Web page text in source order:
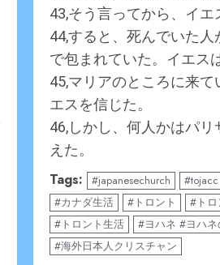
43,そう言ってから、イ
44,すると、死んでいた
で包まれていた。イエス
45,マリアのところに来
エスを信じた。
46,しかし、何人かはパ
えた。
Tags: #japanesechurch #tojacc
#カナダ生活
#トロント #トロ
#トロント生活
#ヨハネ #ヨハ
#海外日本人クリスチャン